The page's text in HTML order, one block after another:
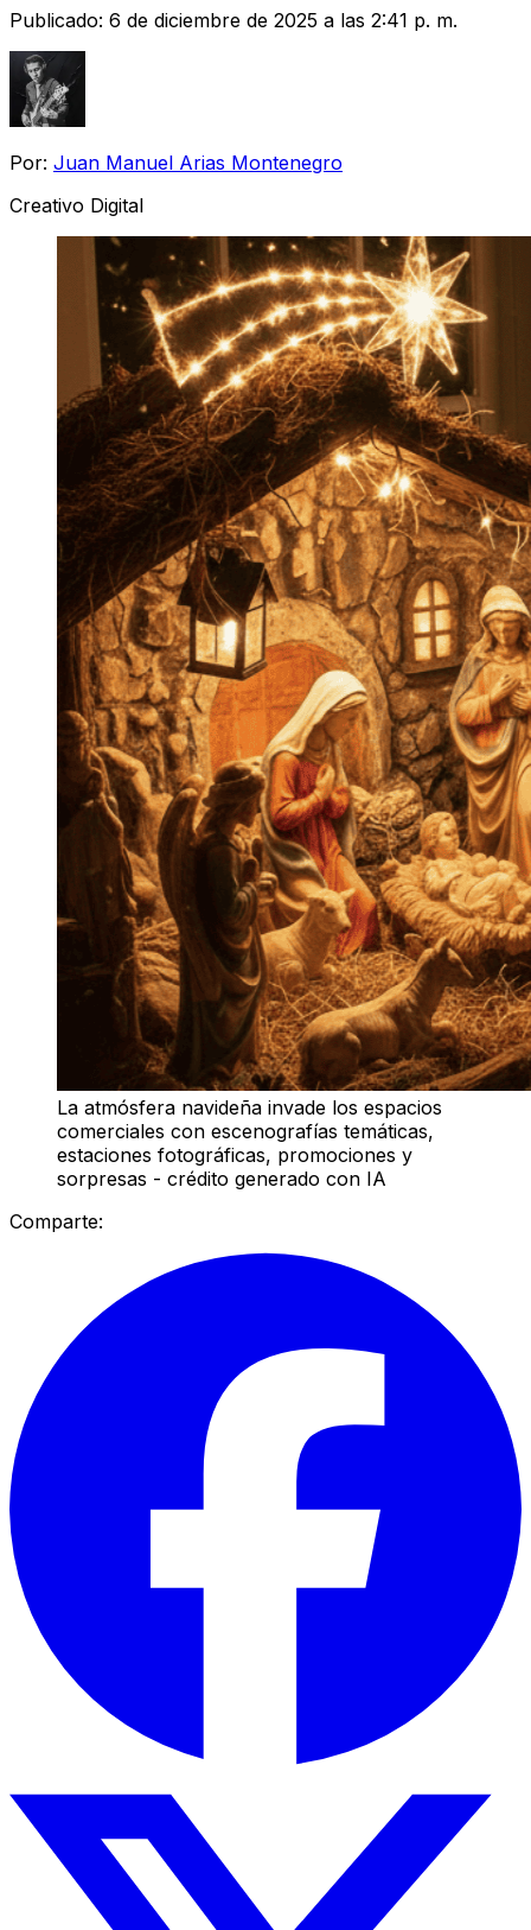
Publicado: 6 de diciembre de 2025 a las 2:41 p. m.
Por: Juan Manuel Arias Montenegro
Creativo Digital
La atmósfera navideña invade los espacios
comerciales con escenografías temáticas,
estaciones fotográficas, promociones y
sorpresas - crédito generado con IA
Comparte: